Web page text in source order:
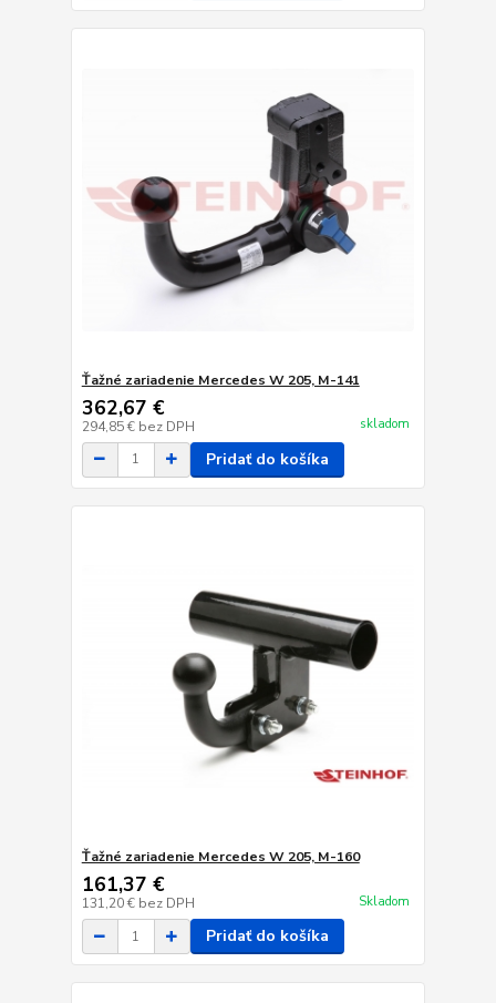
Ťažné zariadenie Mercedes W 205, M-141
362,67 €
294,85 € bez DPH skladom
Pridať do košíka
Ťažné zariadenie Mercedes W 205, M-160
161,37 €
131,20 € bez DPH Skladom
Pridať do košíka